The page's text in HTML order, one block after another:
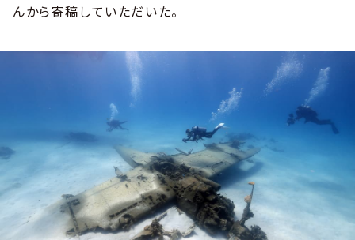
んから寄稿していただいた。